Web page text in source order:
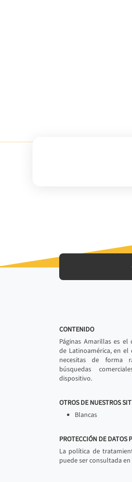
CONTENIDO
Páginas Amarillas es
de Latinoamérica, en
necesitas de forma
búsquedas
dispositivo.
OTROS DE NUESTROS
Blancas
PROTECCIÓN DE DATOS
La política de
puede ser consultada en